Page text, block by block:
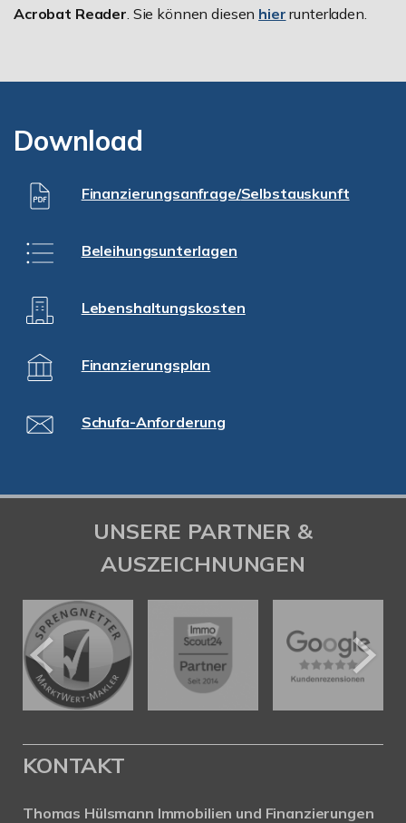
Acrobat Reader. Sie können diesen hier runterladen.
Download
Finanzierungsanfrage/Selbstauskunft
Beleihungsunterlagen
Lebenshaltungskosten
Finanzierungsplan
Schufa-Anforderung
UNSERE PARTNER &
AUSZEICHNUNGEN
KONTAKT
Thomas Hülsmann Immobilien und Finanzierungen